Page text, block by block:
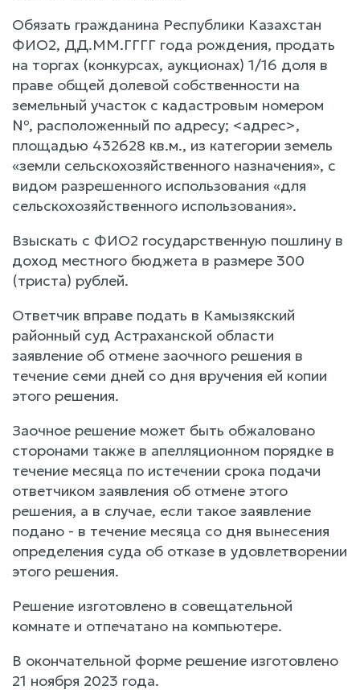
Обязать гражданина Республики Казахстан
ФИО2, ДД.ММ.ГГГГ года рождения, продать
на торгах (конкурсах, аукционах) 1/16 доля в
праве общей долевой собственности на
земельный участок с кадастровым номером
№, расположенный по адресу; <адрес>,
площадью 432628 кв.м., из категории земель
«земли сельскохозяйственного назначения», с
видом разрешенного использования «для
сельскохозяйственного использования».
Взыскать с ФИО2 государственную пошлину в
доход местного бюджета в размере 300
(триста) рублей.
Ответчик вправе подать в Камызякский
районный суд Астраханской области
заявление об отмене заочного решения в
течение семи дней со дня вручения ей копии
этого решения.
Заочное решение может быть обжаловано
сторонами также в апелляционном порядке в
течение месяца по истечении срока подачи
ответчиком заявления об отмене этого
решения, а в случае, если такое заявление
подано - в течение месяца со дня вынесения
определения суда об отказе в удовлетворении
этого решения.
Решение изготовлено в совещательной
комнате и отпечатано на компьютере.
В окончательной форме решение изготовлено
21 ноября 2023 года.